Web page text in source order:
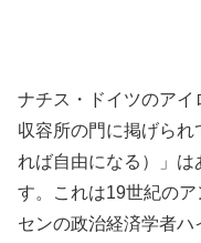
ナチス・ドイツのアイ
収容所の門に掲げられ
れば自由になる）」
す。これは19世紀の
センの政治経済学者